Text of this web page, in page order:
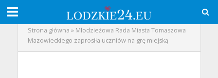
Strona główna » Młodzieżowa Rada Miasta Tomaszowa
Mazowieckiego zaprosiła uczniów na grę miejską